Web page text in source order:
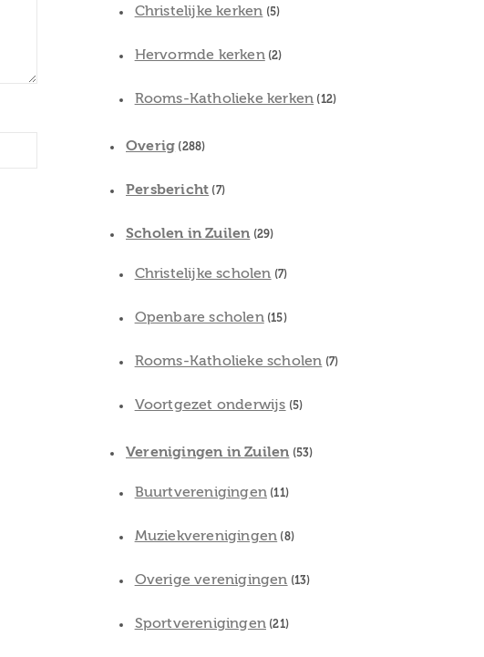
Christelijke kerken (5)
Hervormde kerken(2)
Rooms-Katholieke kerken (12)
Overig (288)
Persbericht (7)
Scholen in Zuilen (29)
Christelijke scholen (7)
Openbare scholen(15)
Rooms-Katholieke scholen (7)
Voortgezet onderwijs (5)
Verenigingen in Zuilen (53)
Buurtverenigingen (11)
Muziekverenigingen (8)
Overige verenigingen (13)
Sportverenigingen (21)